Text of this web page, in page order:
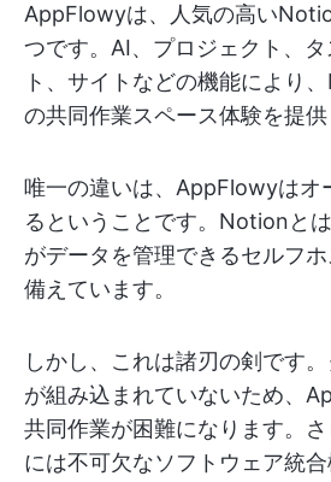
AppFlowyは、人気の高い
つです。AI、プロジェクト、
ト、サイトなどの機能により
の共同作業スペース体験を提供
唯一の違いは、AppFlowyはオ
るということです。Notionと
がデータを管理できるセルフ
備えています。
しかし、これは諸刃の剣です
が組み込まれていないため、
共同作業が困難になります。
には不可欠なソフトウェア統